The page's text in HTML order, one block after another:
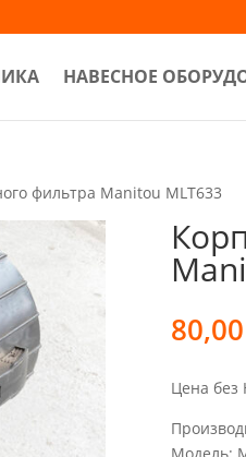
НАВЕСНОЕ
фильтра Manitou MLT633
80,00
Цена без